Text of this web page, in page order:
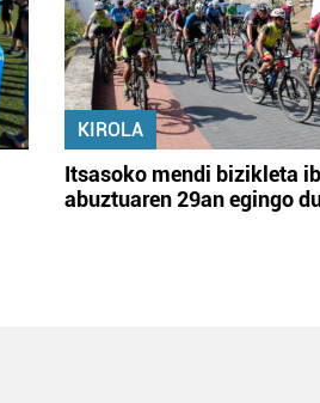
KIROLA
Itsasoko mendi bizikleta
abuztuaren 29an egingo